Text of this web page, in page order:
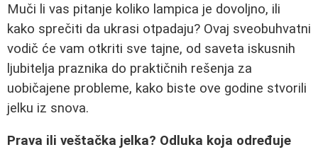
Muči li vas pitanje koliko lampica je dovoljno, ili
kako sprečiti da ukrasi otpadaju? Ovaj sveobuhvatni
vodič će vam otkriti sve tajne, od saveta iskusnih
ljubitelja praznika do praktičnih rešenja za
uobičajene probleme, kako biste ove godine stvorili
jelku iz snova.
Prava ili veštačka jelka? Odluka koja određuje